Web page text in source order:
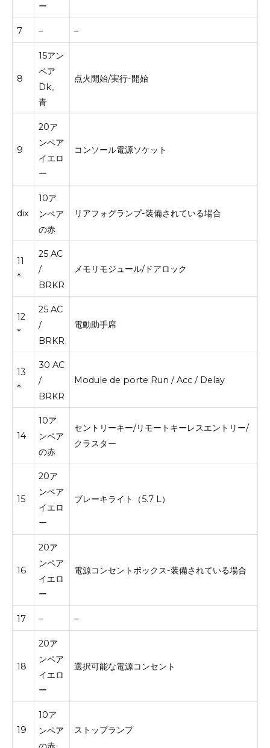
ー
7 – –
8
15アン
ペア
Dk。
青
点火開始/実行-開始
9
20ア
ンペア
イエロ
ー
コンソール電源ソケット
dix
10ア
ンペア
の赤
リアフォグランプ-装備されている場合
11
*
25 AC
/
BRKR
メモリモジュール/ドアロック
12
*
25 AC
/
BRKR
電動助手席
13
*
30 AC
/
BRKR
Module de porte Run / Acc / Delay
14
10ア
ンペア
の赤
セントリーキー/リモートキーレスエントリー/
クラスター
15
20ア
ンペア
イエロ
ー
ブレーキライト（5.7 L）
16
20ア
ンペア
イエロ
ー
電源コンセントボックス-装備されている場合
17 – –
18
20ア
ンペア
イエロ
ー
選択可能な電源コンセント
19
10ア
ンペア
ストップランプ